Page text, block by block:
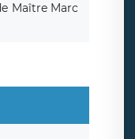
Maître Marc